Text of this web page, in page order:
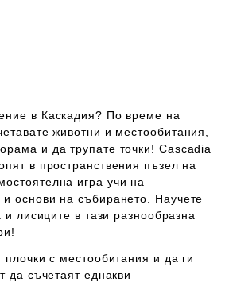
в Каскадия? По време на
животни и местообитания,
и да трупате точки! Cascadia
в пространствения пъзел на
игра учи на
основи на събирането. Научете
лисиците в тази разнообразна
с местообитания и да ги
да съчетаят еднакви